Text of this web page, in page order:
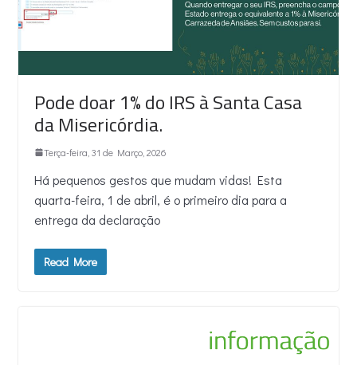
Pode doar 1% do IRS à Santa Casa
da Misericórdia.
Terça-feira, 31 de Março, 2026
Há pequenos gestos que mudam vidas! Esta
quarta-feira, 1 de abril, é o primeiro dia para a
entrega da declaração
Read More